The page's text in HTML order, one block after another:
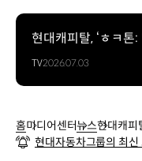
현대캐피탈, ‘ㅎㅋ톤
TV2026.07.03
홈미디어센터뉴스현대캐피
로모션
현대자동차그룹의 최